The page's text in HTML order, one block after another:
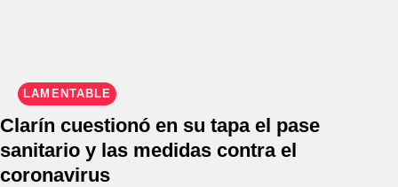
LAMENTABLE
Clarín cuestionó en su tapa el pase
sanitario y las medidas contra el
coronavirus